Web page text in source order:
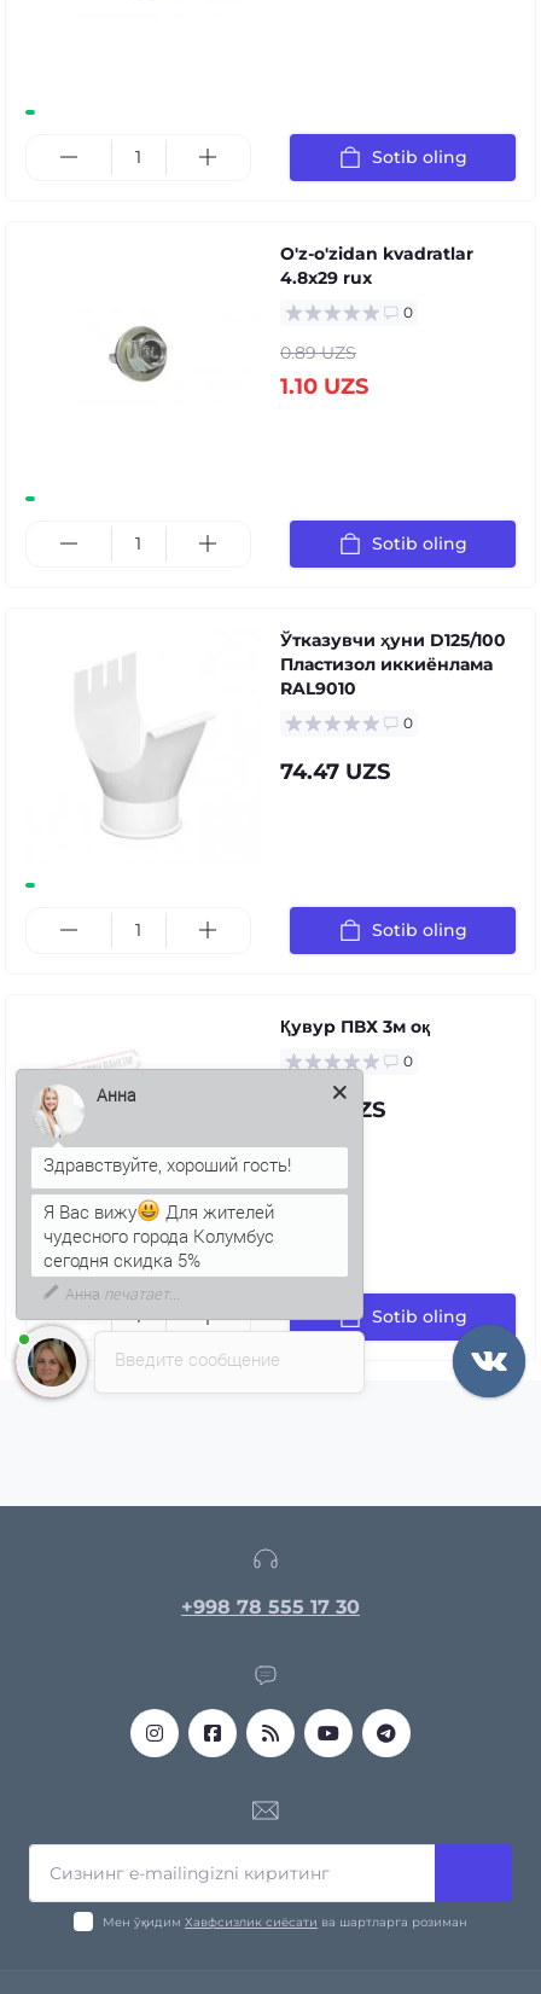
Sotib oling
O'z-o'zidan kvadratlar
4.8x29 rux
0
0.89 UZS
1.10 UZS
Sotib oling
Ўтказувчи ҳуни D125/100
Пластизол иккиёнлама
RAL9010
0
74.47 UZS
Sotib oling
Қувур ПВХ 3м оқ
0
71.97 UZS
Sotib oling
+998 78 555 17 30
Мен ўқидим Хавфсизлик сиёсати ва шартларга розиман
Введите сообщение
Здравствуйте, хороший гость!
Я Вас вижу
Для жителей
чудесного города Колумбус
сегодня скидка 5%